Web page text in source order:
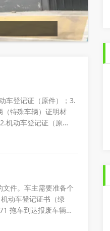
车登记证（原件）；3.
特殊车辆）证明材
机动车登记证（原
动车登记证书（绿